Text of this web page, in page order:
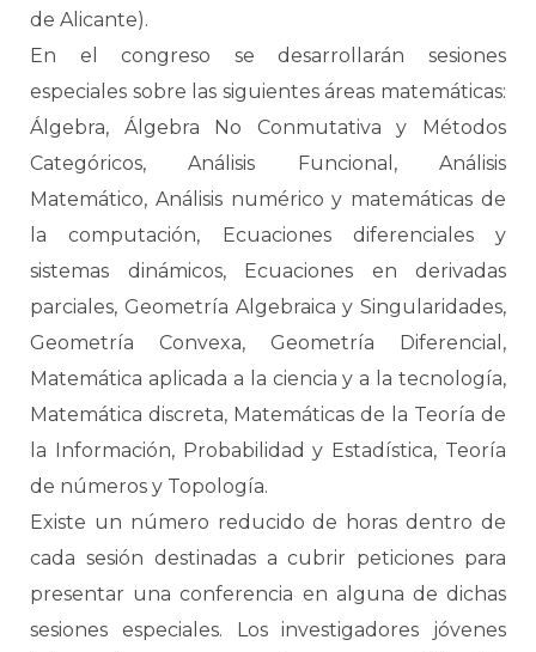
de Alicante).
En el congreso se desarrollarán sesiones
especiales sobre las siguientes áreas matemáticas:
Álgebra, Álgebra No Conmutativa y Métodos
Categóricos, Análisis Funcional, Análisis
Matemático, Análisis numérico y matemáticas de
la computación, Ecuaciones diferenciales y
sistemas dinámicos, Ecuaciones en derivadas
parciales, Geometría Algebraica y Singularidades,
Geometría Convexa, Geometría Diferencial,
Matemática aplicada a la ciencia y a la tecnología,
Matemática discreta, Matemáticas de la Teoría de
la Información, Probabilidad y Estadística, Teoría
de números y Topología.
Existe un número reducido de horas dentro de
cada sesión destinadas a cubrir peticiones para
presentar una conferencia en alguna de dichas
sesiones especiales. Los investigadores jóvenes